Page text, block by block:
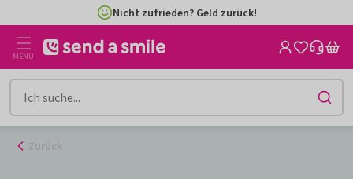
Inhalt
gehen
Nicht zufrieden? Geld zurück!
MENÜ